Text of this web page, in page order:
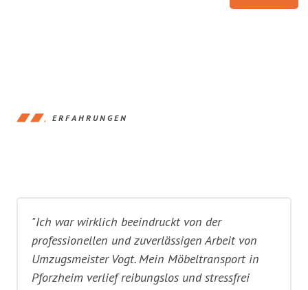
ERFAHRUNGEN
"Ich war wirklich beeindruckt von der
professionellen und zuverlässigen Arbeit von
Umzugsmeister Vogt. Mein Möbeltransport in
Pforzheim verlief reibungslos und stressfrei